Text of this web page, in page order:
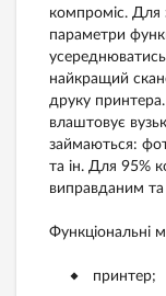
компроміс. Для
параметри
найкращий
друку
влаштовує
займаються:
та ін. Для 95%
виправданим
Функціональні
принтер;